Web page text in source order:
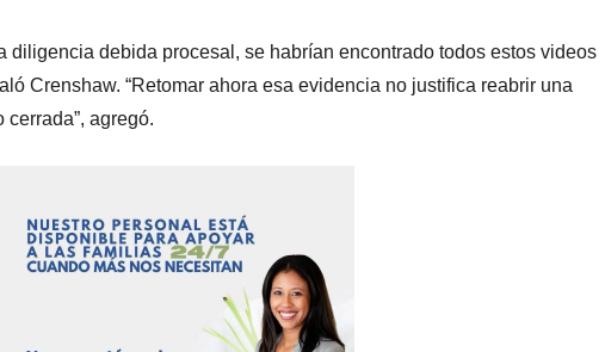
diligencia debida procesal, se habrían encontrado todos estos videos
Crenshaw. “Retomar ahora esa evidencia no justifica reabrir una
agregó.